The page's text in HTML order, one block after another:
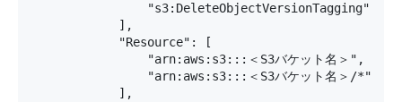
                "s3:DeleteObjectVersionTagging"
            ],
            "Resource": [
                "arn:aws:s3:::＜S3バケット名＞",
                "arn:aws:s3:::＜S3バケット名＞/*"
            ],